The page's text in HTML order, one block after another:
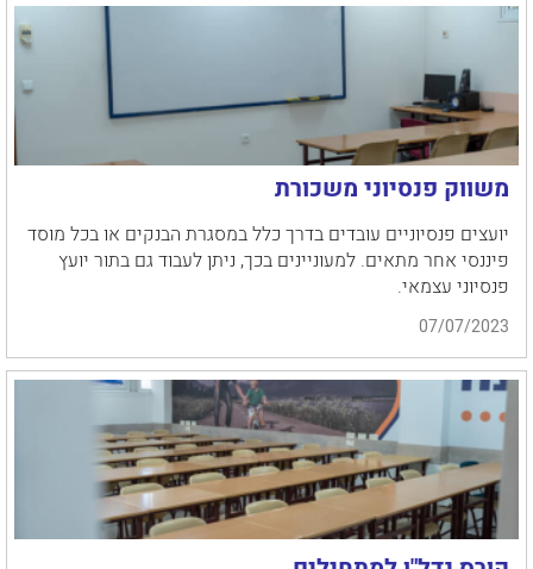
משווק פנסיוני משכורת
יועצים פנסיוניים עובדים בדרך כלל במסגרת הבנקים או בכל מוסד
פיננסי אחר מתאים. למעוניינים בכך, ניתן לעבוד גם בתור יועץ
פנסיוני עצמאי.
07/07/2023